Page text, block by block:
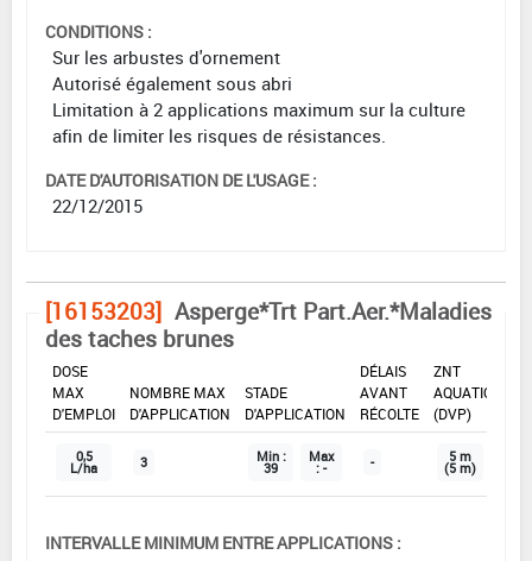
CONDITIONS :
Sur les arbustes d'ornement
Autorisé également sous abri
Limitation à 2 applications maximum sur la culture
afin de limiter les risques de résistances.
DATE D'AUTORISATION DE L'USAGE :
22/12/2015
[16153203] Asperge*Trt Part.Aer.*Maladies
des taches brunes
DOSE
MAX
D'EMPLOI
NOMBRE MAX
D'APPLICATION
STADE
D'APPLICATION
DÉLAIS
AVANT
RÉCOLTE
ZNT
AQUATIQUE
(DVP)
0,5
L/ha 3 Min :
39
Max
: - - 5 m
(5 m)
INTERVALLE MINIMUM ENTRE APPLICATIONS :